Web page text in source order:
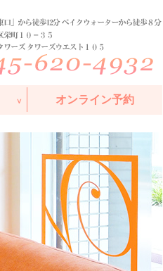
オンライン予約